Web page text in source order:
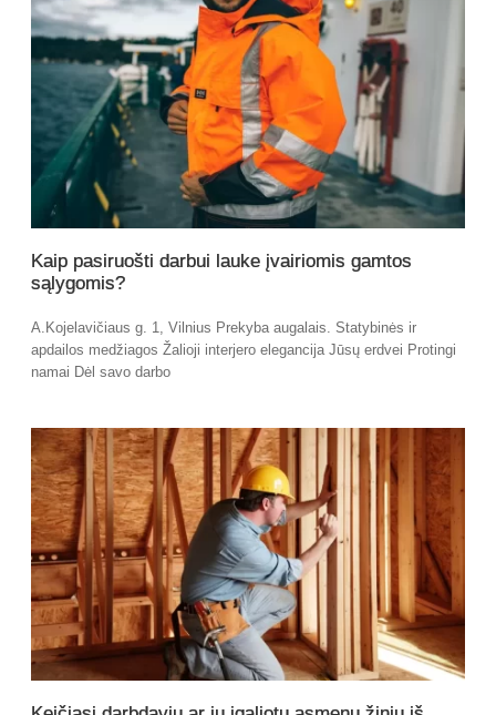
Kaip pasiruošti darbui lauke įvairiomis gamtos
sąlygomis?
A.Kojelavičiaus g. 1, Vilnius Prekyba augalais. Statybinės ir
apdailos medžiagos Žalioji interjero elegancija Jūsų erdvei Protingi
namai Dėl savo darbo